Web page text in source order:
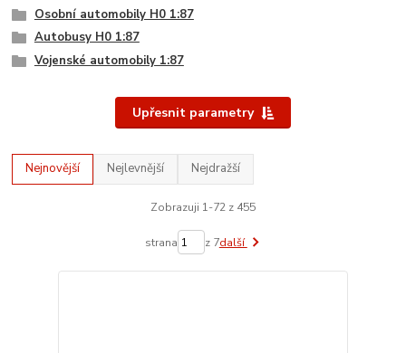
Osobní automobily H0 1:87
Autobusy H0 1:87
Vojenské automobily 1:87
Upřesnit parametry
Nejnovější Nejlevnější Nejdražší
Zobrazuji 1-72 z 455
strana z 7další